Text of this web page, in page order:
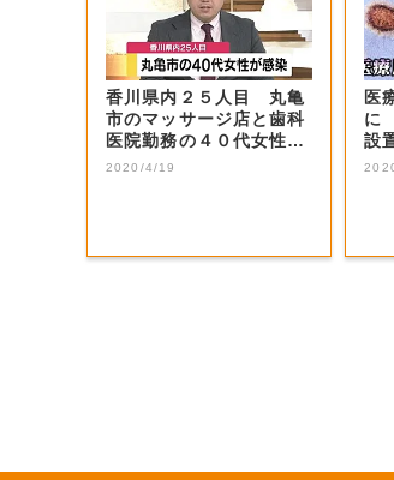
香川県内２５人目 丸亀
市のマッサージ店と歯科
医院勤務の４０代女性が
新型コロナ感染...
2020/4/19
医
に
設